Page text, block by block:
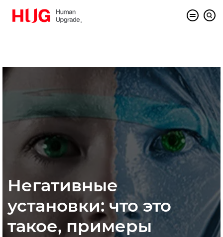
Негативные
установки: что это
такое, примеры